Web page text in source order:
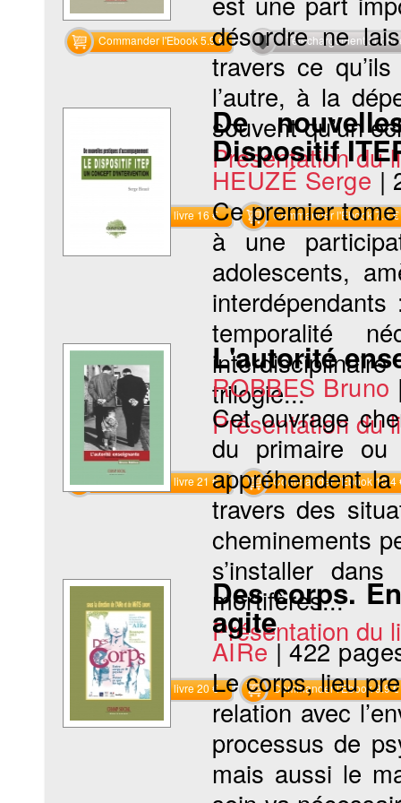
Commander l'Ebook 5.9 € Téléchargement
désordre ne
travers ce
l’autre, à la
souvent qu’un
Présentation du
Commander le livre 16 € Commander l'Ebook 7.9 €
De
Dispositif
HEUZÉ Serge |
Ce premier
à une
adolescents,
temporalité
trilogie...
Présentation du
Commander le livre 21 € Commander l'Ebook 10.4
L'autorité
ROBBES Bruno
Cet ouvrage
du primaire ou
appréhendent
travers des
cheminements
s’installer
mortifères...
Présentation du
Commander le livre 20 € Commander l'Ebook 9.9 €
Des corps.
agite
AIRe |422
Le corps, lieu
relation avec
processus de
mais aussi le